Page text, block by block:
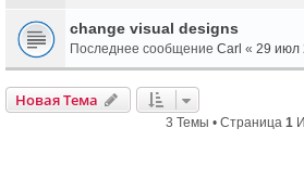
change visual designs
Последнее сообщение Carl « 29 июл
Новая Тема
3 Темы • Страница 1